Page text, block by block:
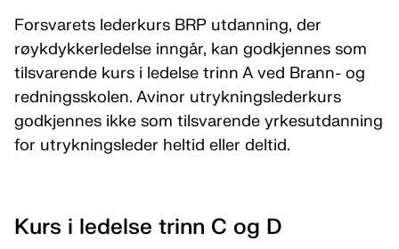
Forsvarets lederkurs BRP utdanning, der
røykdykkerledelse inngår, kan godkjennes som
tilsvarende kurs i ledelse trinn A ved Brann- og
redningsskolen. Avinor utrykningslederkurs
godkjennes ikke som tilsvarende yrkesutdanning
for utrykningsleder heltid eller deltid.
Kurs i ledelse trinn C og D